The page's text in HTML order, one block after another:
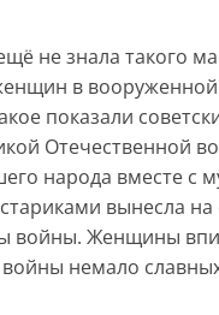
не знала такого
в
показали
Отечественной
народа вместе с
вынесла на
войны. Женщины
немало